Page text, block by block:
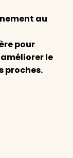
au
pour
le
proches.